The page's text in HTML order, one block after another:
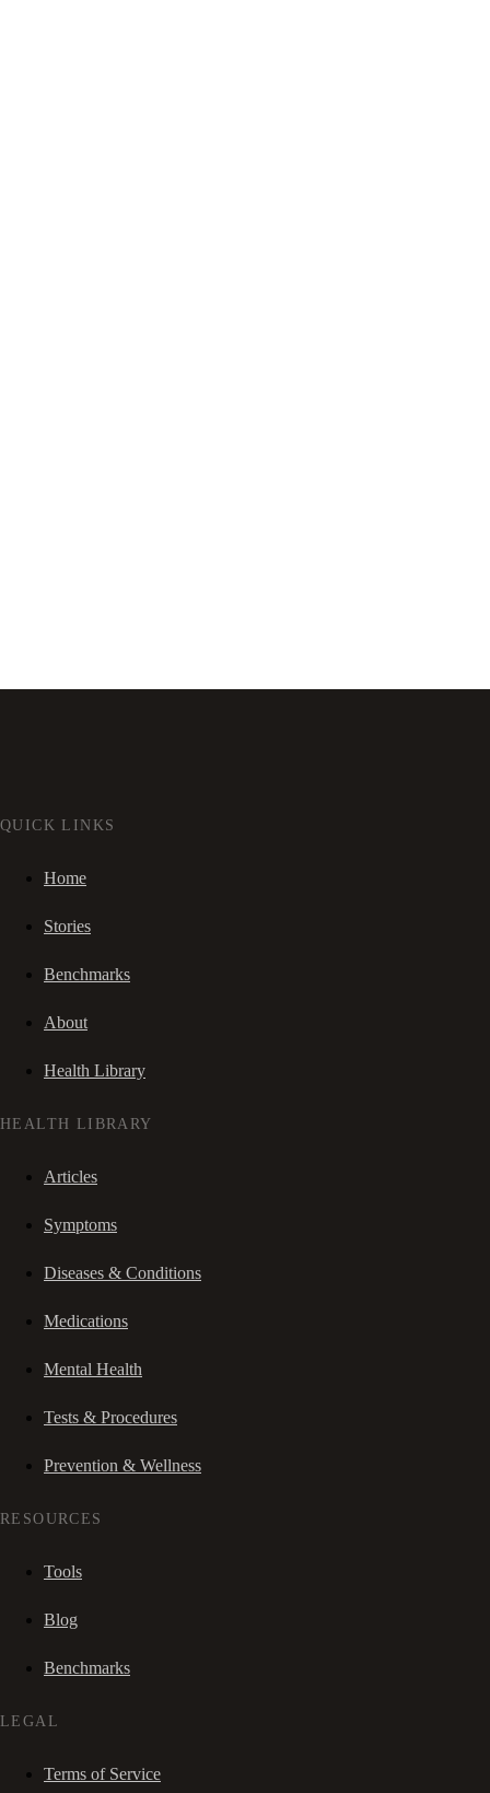
QUICK LINKS
Home
Stories
Benchmarks
About
Health Library
HEALTH LIBRARY
Articles
Symptoms
Diseases & Conditions
Medications
Mental Health
Tests & Procedures
Prevention & Wellness
RESOURCES
Tools
Blog
Benchmarks
LEGAL
Terms of Service